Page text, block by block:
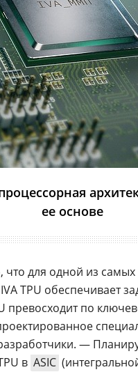
ее основе
что для одной из
IVA TPU обеспечивает
превосходит по
—
в ASIC